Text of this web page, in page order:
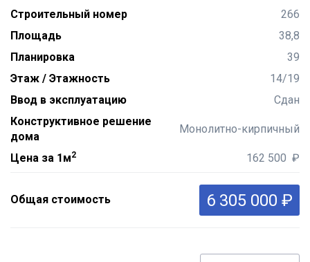
Строительный номер
266
Площадь
38,8
Планировка
39
Этаж / Этажность
14/19
Ввод в эксплуатацию
Сдан
Конструктивное решение
дома
Монолитно-кирпичный
Цена за 1м2 162 500 ₽
Общая стоимость 6 305 000 ₽